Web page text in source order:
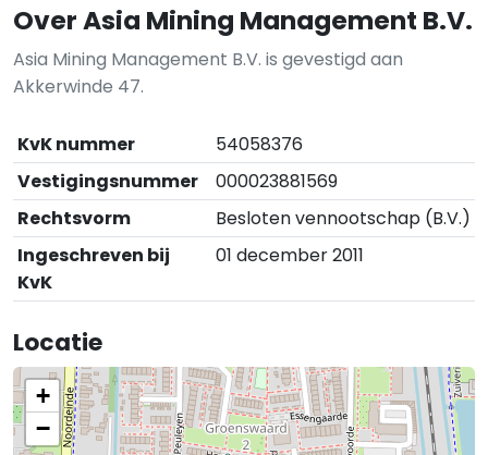
Over Asia Mining Management B.V.
Asia Mining Management B.V. is gevestigd aan
Akkerwinde 47.
KvK nummer
54058376
Vestigingsnummer
000023881569
Rechtsvorm
Besloten vennootschap (B.V.)
Ingeschreven bij
KvK
01 december 2011
Locatie
+
−